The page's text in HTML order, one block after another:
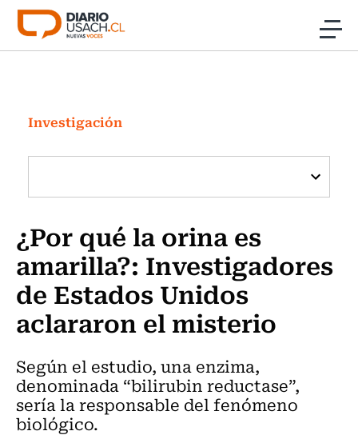
Click acá para ir directamente al contenido
Investigación
Cultura
Programas Radio y TV Usach
Investigación
¿Por qué la orina es
amarilla?: Investigadores
de Estados Unidos
aclararon el misterio
Según el estudio, una enzima,
denominada “bilirubin reductase”,
sería la responsable del fenómeno
biológico.